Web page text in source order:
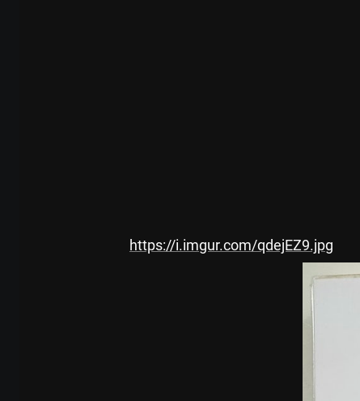
https://i.imgur.com/qdejEZ9.jpg